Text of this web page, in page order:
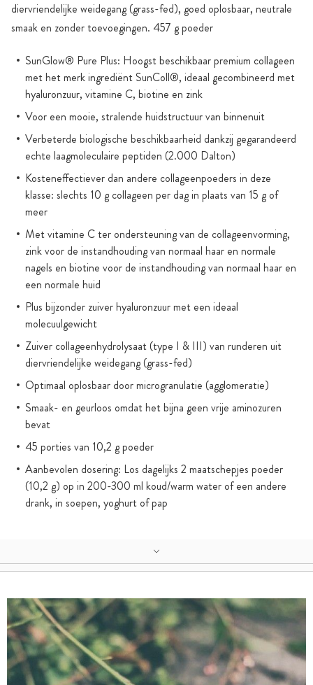
diervriendelijke weidegang (grass-fed), goed oplosbaar, neutrale
smaak en zonder toevoegingen. 457 g poeder
SunGlow® Pure Plus: Hoogst beschikbaar premium collageen
met het merk ingrediënt SunColl®, ideaal gecombineerd met
hyaluronzuur, vitamine C, biotine en zink
Voor een mooie, stralende huidstructuur van binnenuit
Verbeterde biologische beschikbaarheid dankzij gegarandeerd
echte laagmoleculaire peptiden (2.000 Dalton)
Kosteneffectiever dan andere collageenpoeders in deze
klasse: slechts 10 g collageen per dag in plaats van 15 g of
meer
Met vitamine C ter ondersteuning van de collageenvorming,
zink voor de instandhouding van normaal haar en normale
nagels en biotine voor de instandhouding van normaal haar en
een normale huid
Plus bijzonder zuiver hyaluronzuur met een ideaal
molecuulgewicht
Zuiver collageenhydrolysaat (type I & III) van runderen uit
diervriendelijke weidegang (grass-fed)
Optimaal oplosbaar door microgranulatie (agglomeratie)
Smaak- en geurloos omdat het bijna geen vrije aminozuren
bevat
45 porties van 10,2 g poeder
Aanbevolen dosering: Los dagelijks 2 maatschepjes poeder
(10,2 g) op in 200-300 ml koud/warm water of een andere
drank, in soepen, yoghurt of pap